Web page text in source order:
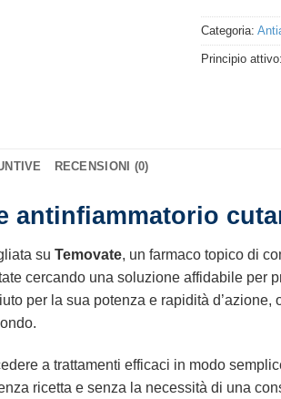
Categoria:
Principio attivo:
RECENSIONI (0)
antinfiammatorio
su Temovate, un farmaco topico di
cercando una soluzione affidabile per
per la sua potenza e rapidità
a trattamenti efficaci in modo
ricetta e senza la necessità di una